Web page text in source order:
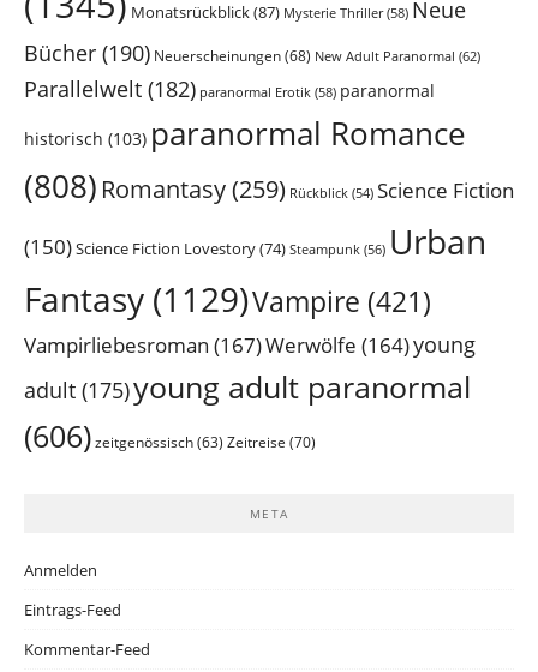
Monatsrückblick(87) Mysterie Thriller(58) Neue
Bücher (190) Neuerscheinungen(68) New Adult Paranormal (62)
Parallelwelt (182) paranormal Erotik (58) paranormal
historisch (103) paranormal Romance
(808) Romantasy(259) Rückblick (54) Science Fiction
(150)Science Fiction Lovestory(74) Steampunk (56) Urban
Fantasy (1129)Vampire (421)
Vampirliebesroman (167)Werwölfe (164)young
adult (175)young adult paranormal
(606) zeitgenössisch (63) Zeitreise (70)
META
Anmelden
Eintrags-Feed
Kommentar-Feed